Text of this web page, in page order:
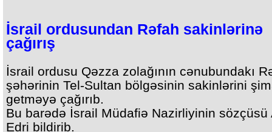
İsrail ordusundan Rəfah sakinlərinə
çağırış
İsrail ordusu Qəzza zolağının cənubundakı
şəhərinin Tel-Sultan bölgəsinin sakinlərini
getməyə çağırıb.
Bu barədə İsrail Müdafiə Nazirliyinin sözçüsü
Edri bildirib.